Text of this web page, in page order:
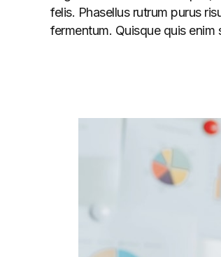
felis. Phasellus rutrum purus
fermentum. Quisque quis